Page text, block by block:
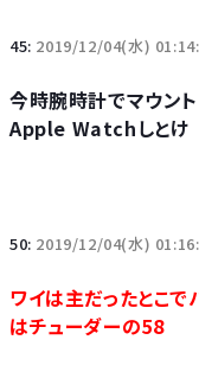
45: 2019/12/04(水)
今時腕時計でマウン
Apple Watchしとけ
50: 2019/12/04(水)
ワイは主だったとこ
はチューダーの58